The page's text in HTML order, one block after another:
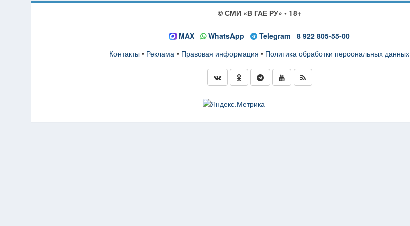
© СМИ «В ГАЕ РУ» • 18+
MAX WhatsApp Telegram
8 922 805-55-00
Контакты • Реклама • Правовая информация • Политика обработки персональных данных